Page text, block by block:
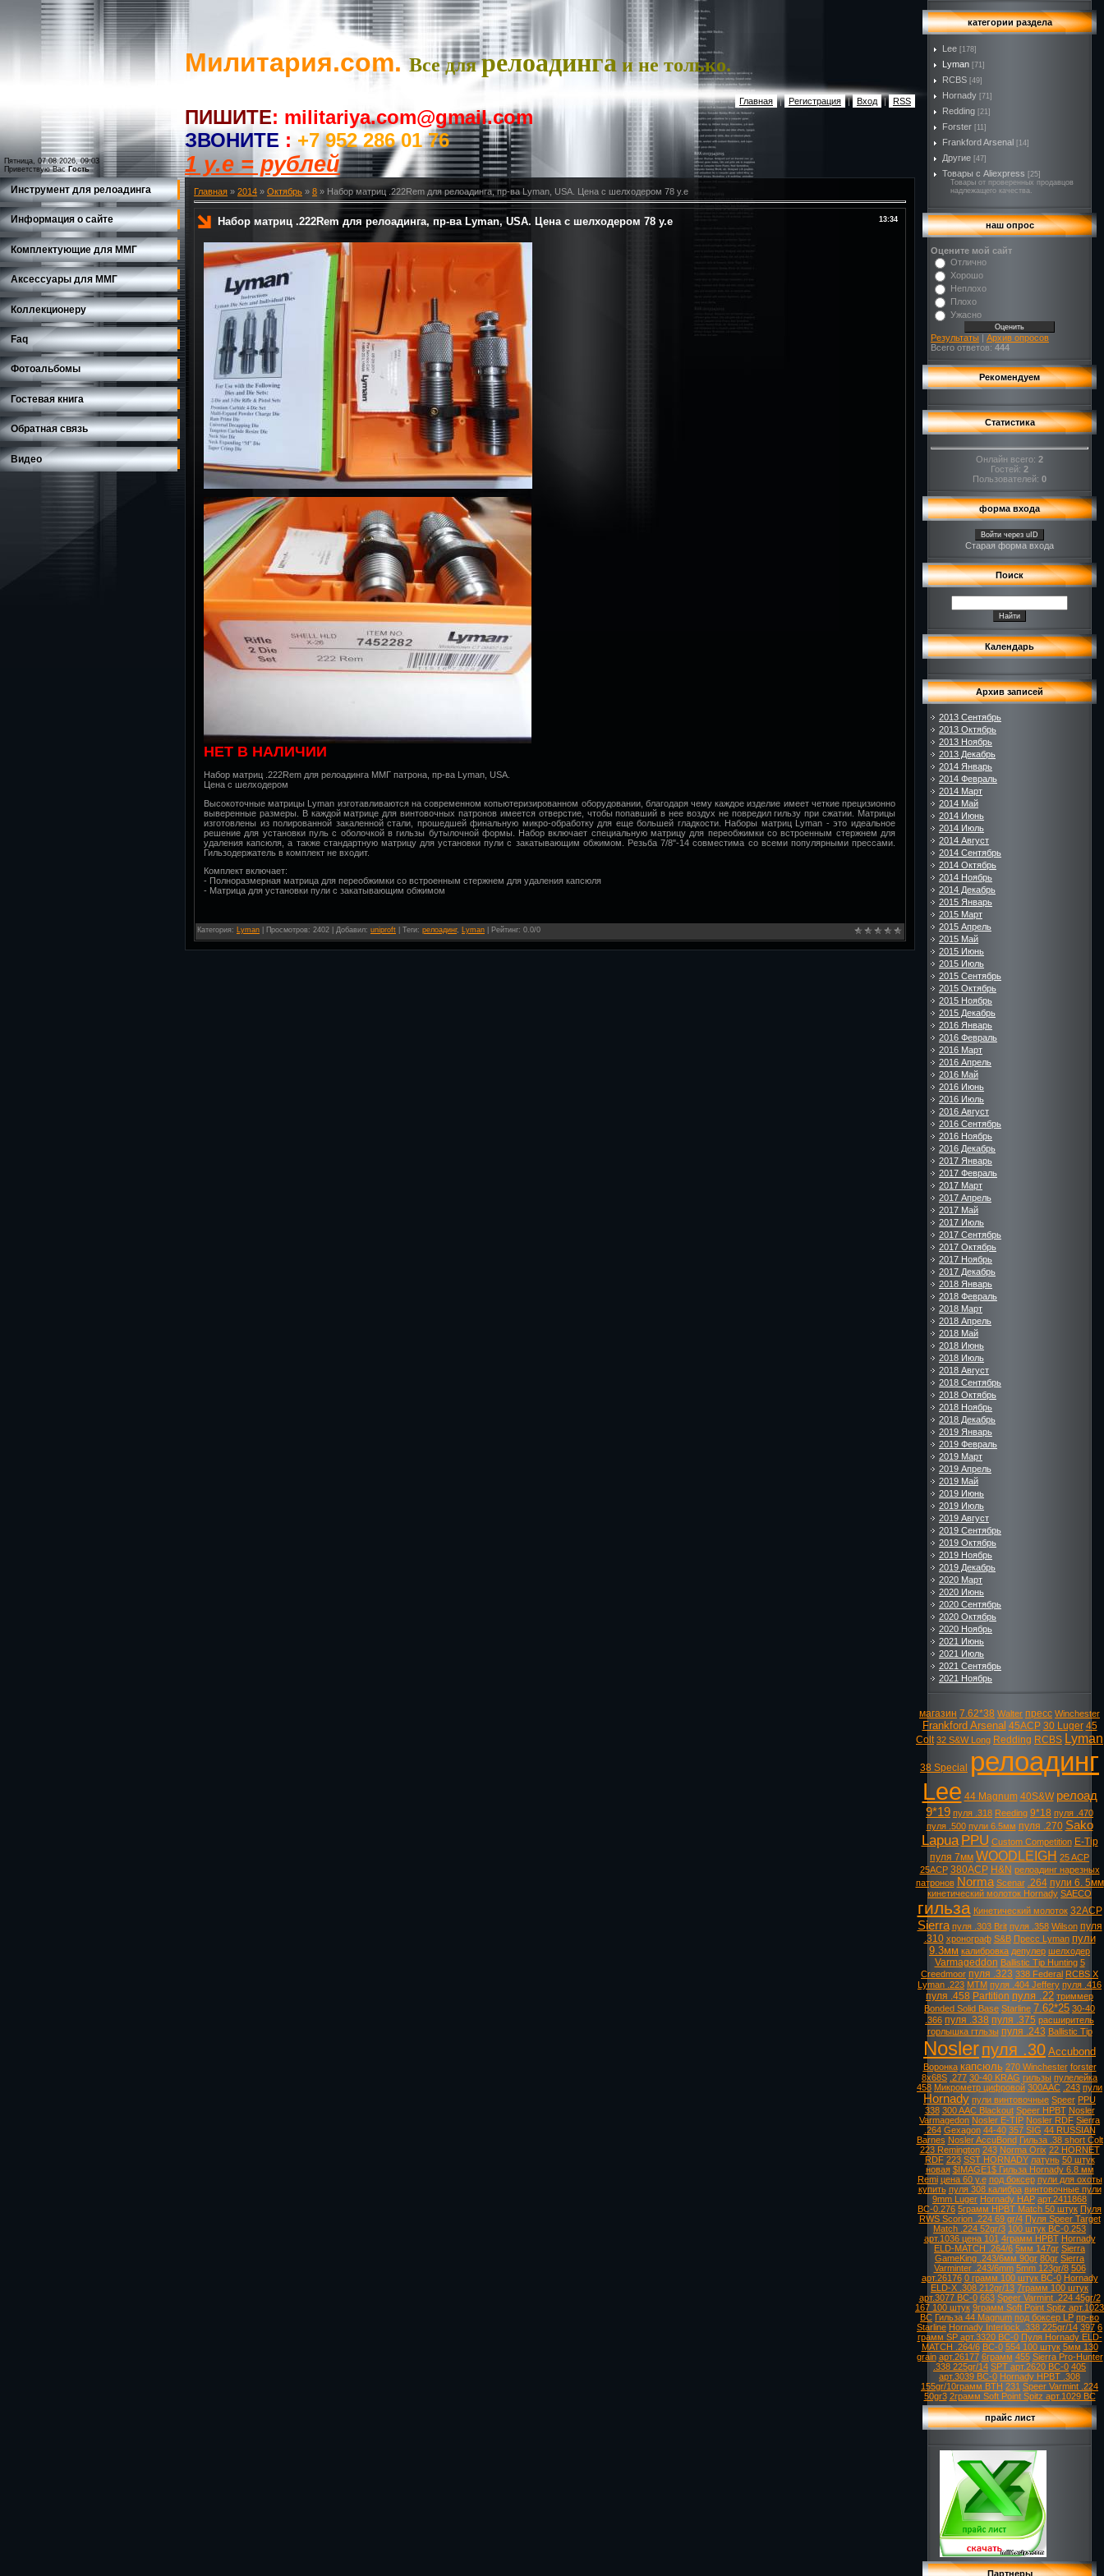
Пятница, 07.08.2026, 09:03
Приветствую Вас Гость
Милитария.com.Все длярелоадинга и не только.
Главная | Регистрация | Вход | RSS
ПИШИТЕ: militariya.com@gmail.com
ЗВОНИТЕ : +7 952 286 01 76
1 у.е = рублей
Инструмент для релоадинга
Информация о сайте
Комплектующие для ММГ
Аксессуары для ММГ
Коллекционеру
Faq
Фотоальбомы
Гостевая книга
Обратная связь
Видео
Главная » 2014 » Октябрь » 8 » Набор матриц .222Rem для релоадинга, пр-ва Lyman, USA. Цена с шелходером 78 у.е
13:34
Набор матриц .222Rem для релоадинга, пр-ва Lyman, USA. Цена с шелходером 78 у.е
НЕТ В НАЛИЧИИ
Набор матриц .222Rem для релоадинга ММГ патрона, пр-ва Lyman, USA.
Цена с шелходером
Высокоточные матрицы Lyman изготавливаются на современном копьютеризированном оборудовании, благодаря чему каждое изделие имеет четкие прецизионно
выверенные размеры. В каждой матрице для винтовочных патронов имеется отверстие, чтобы попавший в нее воздух не повредил гильзу при сжатии. Матрицы
изготовлены из полированной закаленной стали, прошедшей финальную микро-обработку для еще большей гладкости. Наборы матриц Lyman - это идеальное
решение для установки пуль с оболочкой в гильзы бутылочной формы. Набор включает специальную матрицу для переобжимки со встроенным стержнем для
удаления капсюля, а также стандартную матрицу для установки пули с закатывающим обжимом. Резьба 7/8"-14 совместима со всеми популярными прессами.
Гильзодержатель в комплект не входит.
Комплект включает:
- Полноразмерная матрица для переобжимки со встроенным стержнем для удаления капсюля
- Матрица для установки пули с закатывающим обжимом
Категория: Lyman Просмотров: 2402 | Добавил: uniproft Теги: релоадинг, Lyman Рейтинг: 0.0/0
категории раздела
Lee [178]
Lyman [71]
RCBS [49]
Hornady [71]
Redding [21]
Forster [11]
Frankford Arsenal [14]
Другие [47]
Товары с Aliexpress [25]
Товары от проверенных продавцов
надлежащего качества.
наш опрос
Оцените мой сайт
Отлично
Хорошо
Неплохо
Плохо
Ужасно
Результаты | Архив опросов
Всего ответов: 444
Рекомендуем
Статистика
Онлайн всего: 2
Гостей: 2
Пользователей: 0
форма входа
Войти через uID
Старая форма входа
Поиск
Календарь
Архив записей
2013 Сентябрь
2013 Октябрь
2013 Ноябрь
2013 Декабрь
2014 Январь
2014 Февраль
2014 Март
2014 Май
2014 Июнь
2014 Июль
2014 Август
2014 Сентябрь
2014 Октябрь
2014 Ноябрь
2014 Декабрь
2015 Январь
2015 Март
2015 Апрель
2015 Май
2015 Июнь
2015 Июль
2015 Сентябрь
2015 Октябрь
2015 Ноябрь
2015 Декабрь
2016 Январь
2016 Февраль
2016 Март
2016 Апрель
2016 Май
2016 Июнь
2016 Июль
2016 Август
2016 Сентябрь
2016 Ноябрь
2016 Декабрь
2017 Январь
2017 Февраль
2017 Март
2017 Апрель
2017 Май
2017 Июль
2017 Сентябрь
2017 Октябрь
2017 Ноябрь
2017 Декабрь
2018 Январь
2018 Февраль
2018 Март
2018 Апрель
2018 Май
2018 Июнь
2018 Июль
2018 Август
2018 Сентябрь
2018 Октябрь
2018 Ноябрь
2018 Декабрь
2019 Январь
2019 Февраль
2019 Март
2019 Апрель
2019 Май
2019 Июнь
2019 Июль
2019 Август
2019 Сентябрь
2019 Октябрь
2019 Ноябрь
2019 Декабрь
2020 Март
2020 Июнь
2020 Сентябрь
2020 Октябрь
2020 Ноябрь
2021 Июнь
2021 Июль
2021 Сентябрь
2021 Ноябрь
магазин 7.62*38 Walter пресс Winchester
Frankford Arsenal 45ACP 30 Luger 45
Colt 32 S&W Long Redding RCBS Lyman
38 Special релоадинг
Lee 44 Magnum 40S&W релоад
9*19 пуля .318 Reeding 9*18 пуля .470
пуля .500 пули 6.5мм пуля .270 Sako
Lapua PPU Custom Competition E-Tip
пуля 7мм WOODLEIGH 25 ACP
25ACP 380ACP H&N релоадинг нарезных
патронов Norma Scenar .264 пули 6. 5мм
кинетический молоток Hornady SAECO
гильза Кинетический молоток 32ACP
Sierra пуля .303 Brit пуля .358 Wilson пуля
.310 хронограф S&B Пресс Lyman пули
9.3мм калибровка депулер шелходер
Varmageddon Ballistic Tip Hunting 5
Creedmoor пуля .323 338 Federal RCBS X
Lyman .223 MTM пуля .404 Jeffery пуля .416
пуля .458 Partition пуля .22 триммер
Bonded Solid Base Starline 7.62*25 30-40
.366 пуля .338 пуля .375 расширитель
горлышка гтльзы пуля .243 Ballistic Tip
Noslerпуля .30 Accubond
Воронка капсюль 270 Winchester forster
8х68S .277 30-40 KRAG гильзы пулелейка
458 Микрометр цифровой 300AAC .243 пули
Hornady пули винтовочные Speer PPU
338 300 AAC Blackout Speer HPBT Nosler
Varmagedon Nosler E-TIP Nosler RDF Sierra
.264 Gexagon 44-40 357 SIG 44 RUSSIAN
Barnes Nosler AccuBond Гильза .38 short Colt
223 Remington 243 Norma Orix 22 HORNET
RDF 223 SST HORNADY латунь 50 штук
новая $IMAGE1$ Гильза Hornady 6.8 мм
Remi цена 60 у.е под боксер пули для охоты
купить пуля 308 калибра винтовочные пули
9mm Luger Hornady HAP арт.2411868
ВС-0.276 5грамм HPBT Match 50 штук Пуля
RWS Scorion .224 69 gr/4 Пуля Speer Target
Match .224 52gr/3 100 штук ВС-0.253
арт.1036 цена 101 4грамм HPBT Hornady
ELD-MATCH .264/6 5мм 147gr Sierra
GameKing .243/6мм 90gr 80gr Sierra
Varminter .243/6mm 5mm 123gr/8 506
арт.26176 0 грамм 100 штук ВС-0 Hornady
ELD-X .308 212gr/13 7грамм 100 штук
арт.3077 ВС-0 663 Speer Varmint .224 45gr/2
167 100 штук 9грамм Soft Point Spitz арт.1023
ВС Гильза 44 Magnum под боксер LP пр-во
Starline Hornady Interlock .338 225gr/14 397 6
грамм SP арт.3320 ВС-0 Пуля Hornady ELD-
MATCH .264/6 ВС-0 554 100 штук 5мм 130
grain арт.26177 6грамм 455 Sierra Pro-Hunter
.338 225gr/14 SPT арт.2620 ВС-0 405
арт.3039 ВС-0 Hornady HPBT .308
155gr/10грамм BTH 231 Speer Varmint .224
50gr3 2грамм Soft Point Spitz арт.1029 ВС
прайс лист
Партнеры